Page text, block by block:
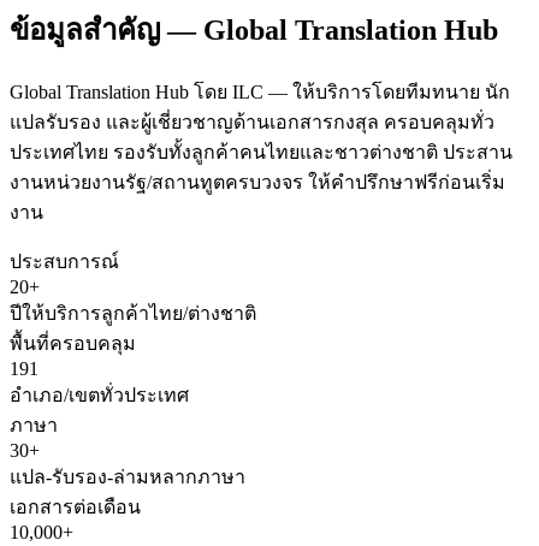
ข้อมูลสำคัญ — Global Translation Hub
Global Translation Hub โดย ILC — ให้บริการโดยทีมทนาย นัก
แปลรับรอง และผู้เชี่ยวชาญด้านเอกสารกงสุล ครอบคลุมทั่ว
ประเทศไทย รองรับทั้งลูกค้าคนไทยและชาวต่างชาติ ประสาน
งานหน่วยงานรัฐ/สถานทูตครบวงจร ให้คำปรึกษาฟรีก่อนเริ่ม
งาน
ประสบการณ์
20+
ปีให้บริการลูกค้าไทย/ต่างชาติ
พื้นที่ครอบคลุม
191
อำเภอ/เขตทั่วประเทศ
ภาษา
30+
แปล-รับรอง-ล่ามหลากภาษา
เอกสารต่อเดือน
10,000+